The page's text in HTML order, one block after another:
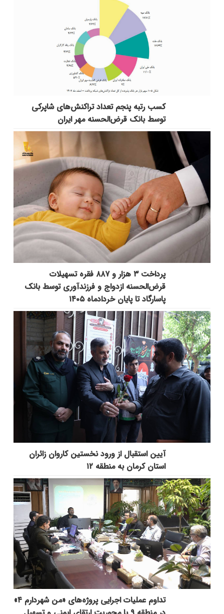
کسب رتبه پنجم تعداد تراکنش‌های شاپرکی
توسط بانک قرض‌الحسنه مهر ایران
پرداخت ۳ هزار و ۸۸۷ فقره تسهیلات
قرض‌الحسنه ازدواج و فرزندآوری توسط بانک
پاسارگاد تا پایان خردادماه ۱۴۰۵
آیین استقبال از ورود نخستین کاروان زائران
استان کرمان به منطقه ۱۲
تداوم عملیات اجرایی پروژه‌های «من شهردارم ۴»